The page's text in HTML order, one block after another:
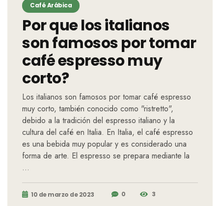
Café Arábica
Por que los italianos
son famosos por tomar
café espresso muy
corto?
Los italianos son famosos por tomar café espresso
muy corto, también conocido como "ristretto",
debido a la tradición del espresso italiano y la
cultura del café en Italia. En Italia, el café espresso
es una bebida muy popular y es considerado una
forma de arte. El espresso se prepara mediante la
…
10 de marzo de 2023 0 3